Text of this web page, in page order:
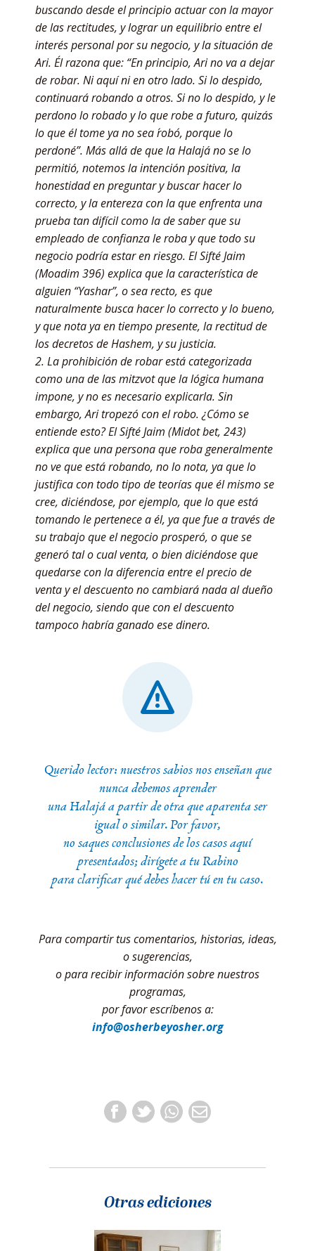
buscando desde el principio actuar con la mayor
de las rectitudes, y lograr un equilibrio entre el
interés personal por su negocio, y la situación de
Ari. Él razona que: “En principio, Ari no va a dejar
de robar. Ni aquí ni en otro lado. Si lo despido,
continuará robando a otros. Si no lo despido, y le
perdono lo robado y lo que robe a futuro, quizás
lo que él tome ya no sea ´robo´, porque lo
perdoné”. Más allá de que la Halajá no se lo
permitió, notemos la intención positiva, la
honestidad en preguntar y buscar hacer lo
correcto, y la entereza con la que enfrenta una
prueba tan difícil como la de saber que su
empleado de confianza le roba y que todo su
negocio podría estar en riesgo. El Sifté Jaim
(Moadim 396) explica que la característica de
alguien “Yashar”, o sea recto, es que
naturalmente busca hacer lo correcto y lo bueno,
y que nota ya en tiempo presente, la rectitud de
los decretos de Hashem, y su justicia.
2. La prohibición de robar está categorizada
como una de las mitzvot que la lógica humana
impone, y no es necesario explicarla. Sin
embargo, Ari tropezó con el robo. ¿Cómo se
entiende esto? El Sifté Jaim (Midot bet, 243)
explica que una persona que roba generalmente
no ve que está robando, no lo nota, ya que lo
justifica con todo tipo de teorías que él mismo se
cree, diciéndose, por ejemplo, que lo que está
tomando le pertenece a él, ya que fue a través de
su trabajo que el negocio prosperó, o que se
generó tal o cual venta, o bien diciéndose que
quedarse con la diferencia entre el precio de
venta y el descuento no cambiará nada al dueño
del negocio, siendo que con el descuento
tampoco habría ganado ese dinero.
Querido lector: nuestros sabios nos enseñan que
nunca debemos aprender
una Halajá a partir de otra que aparenta ser
igual o similar. Por favor,
no saques conclusiones de los casos aquí
presentados; dirígete a tu Rabino
para clarificar qué debes hacer tú en tu caso.
Para compartir tus comentarios, historias, ideas,
o sugerencias,
o para recibir información sobre nuestros
programas,
por favor escríbenos a:
info@osherbeyosher.org
Otras ediciones